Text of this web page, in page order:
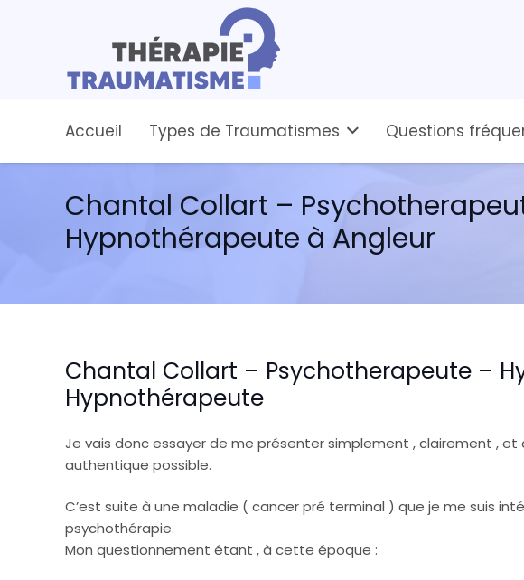
Accueil Types de Traumatismes Questions
Chantal Collart –
Hypnothérapeute à Angleur
Chantal Collart – Psychotherapeute –
Hypnothérapeute
Je vais donc essayer de me présenter simplement , clairement , et
authentique possible.
C’est suite à une maladie ( cancer pré terminal ) que je me suis
psychothérapie.
Mon questionnement étant , à cette époque :